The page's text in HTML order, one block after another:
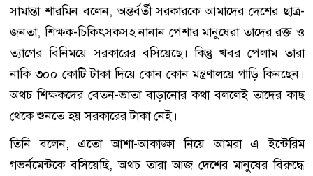
সামান্তা শারমিন বলেন, অন্তর্বর্তী সরকারকে আমাদের দেশের ছাত্র-
জনতা, শিক্ষক-চিকিৎসকসহ নানান পেশার মানুষেরা তাদের রক্ত ও
ত্যাগের বিনিময়ে সরকারের বসিয়েছে। কিন্তু খবর পেলাম তারা
নাকি ৩০০ কোটি টাকা দিয়ে কোন কোন মন্ত্রণালয়ে গাড়ি কিনছেন।
অথচ শিক্ষকদের বেতন-ভাতা বাড়ানোর কথা বললেই তাদের কাছ
থেকে শুনতে হয় সরকারের টাকা নেই।
তিনি বলেন, এতো আশা-আকাঙ্ক্ষা নিয়ে আমরা এ ইন্টেরিম
গভর্নমেন্টকে বসিয়েছি, অথচ তারা আজ দেশের মানুষের বিরুদ্ধে